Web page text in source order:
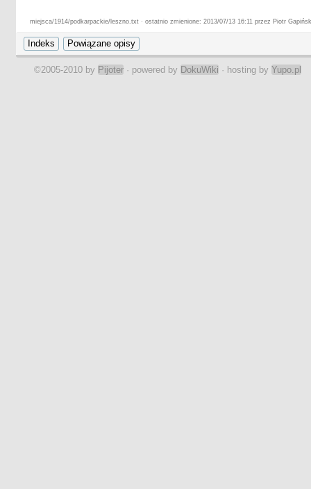
miejsca/1914/podkarpackie/leszno.txt · ostatnio zmienione: 2013/07/13 16:11 przez Piotr
©2005-2010 by Pijoter · powered by DokuWiki · hosting by Yupo.pl